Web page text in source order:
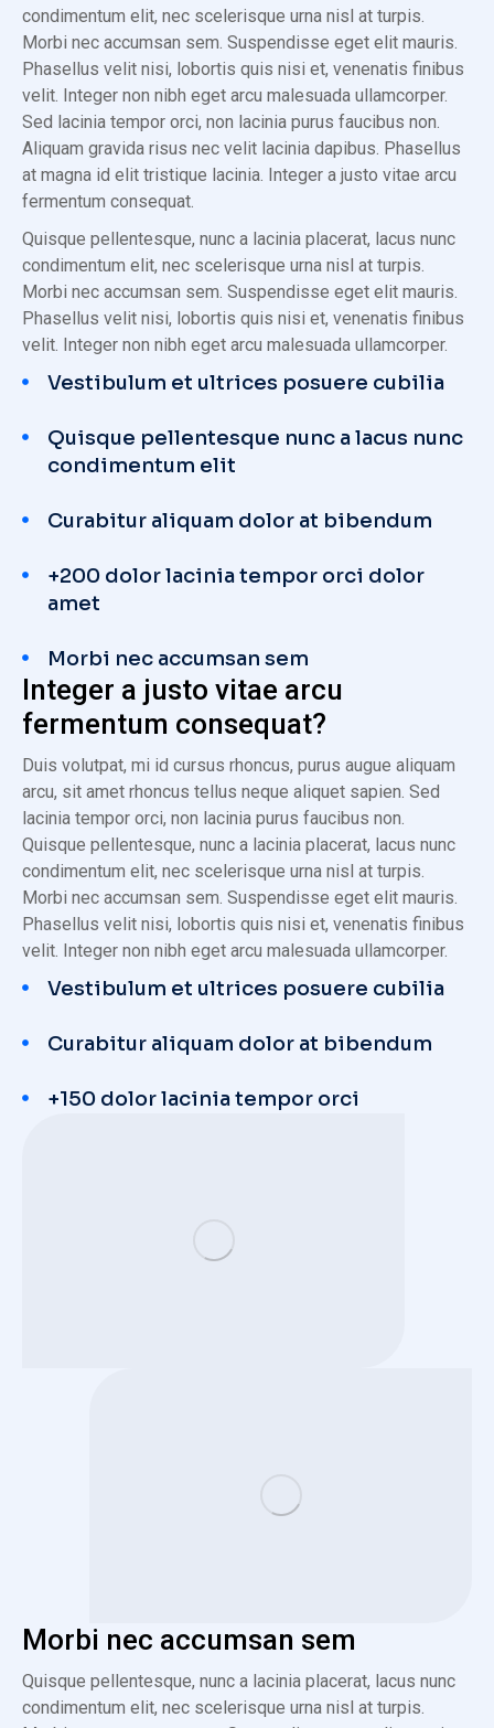
condimentum elit, nec scelerisque urna nisl at turpis.
Morbi nec accumsan sem. Suspendisse eget elit mauris.
Phasellus velit nisi, lobortis quis nisi et, venenatis finibus
velit. Integer non nibh eget arcu malesuada ullamcorper.
Sed lacinia tempor orci, non lacinia purus faucibus non.
Aliquam gravida risus nec velit lacinia dapibus. Phasellus
at magna id elit tristique lacinia. Integer a justo vitae arcu
fermentum consequat.
Quisque pellentesque, nunc a lacinia placerat, lacus nunc
condimentum elit, nec scelerisque urna nisl at turpis.
Morbi nec accumsan sem. Suspendisse eget elit mauris.
Phasellus velit nisi, lobortis quis nisi et, venenatis finibus
velit. Integer non nibh eget arcu malesuada ullamcorper.
Vestibulum et ultrices posuere cubilia
Quisque pellentesque nunc a lacus nunc
condimentum elit
Curabitur aliquam dolor at bibendum
+200 dolor lacinia tempor orci dolor
amet
Morbi nec accumsan sem
Integer a justo vitae arcu
fermentum consequat?
Duis volutpat, mi id cursus rhoncus, purus augue aliquam
arcu, sit amet rhoncus tellus neque aliquet sapien. Sed
lacinia tempor orci, non lacinia purus faucibus non.
Quisque pellentesque, nunc a lacinia placerat, lacus nunc
condimentum elit, nec scelerisque urna nisl at turpis.
Morbi nec accumsan sem. Suspendisse eget elit mauris.
Phasellus velit nisi, lobortis quis nisi et, venenatis finibus
velit. Integer non nibh eget arcu malesuada ullamcorper.
Vestibulum et ultrices posuere cubilia
Curabitur aliquam dolor at bibendum
+150 dolor lacinia tempor orci
Morbi nec accumsan sem
Quisque pellentesque, nunc a lacinia placerat, lacus nunc
condimentum elit, nec scelerisque urna nisl at turpis.